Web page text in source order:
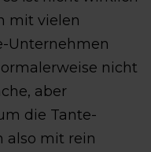
mit vielen
Unternehmen
nicht
aber
die Tante-
also mit rein